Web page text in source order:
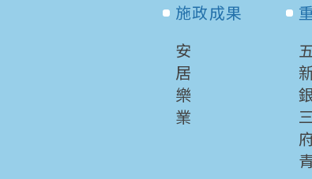
施政成果
安
居
樂
業